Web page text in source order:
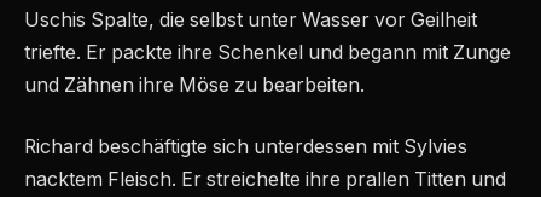
Uschis Spalte, die selbst unter Wasser vor Geilheit
triefte. Er packte ihre Schenkel und begann mit Zunge
und Zähnen ihre Möse zu bearbeiten.
Richard beschäftigte sich unterdessen mit Sylvies
nacktem Fleisch. Er streichelte ihre prallen Titten und